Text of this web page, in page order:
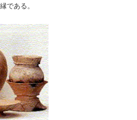
である。